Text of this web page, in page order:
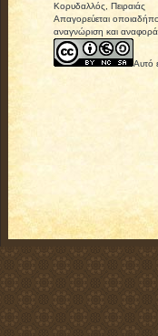
Κορυδαλλός, Πειραιάς
Απαγορεύεται
αναγνώριση και
Αυτό